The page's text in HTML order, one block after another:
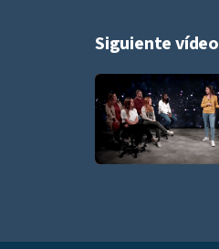
Siguiente vídeo